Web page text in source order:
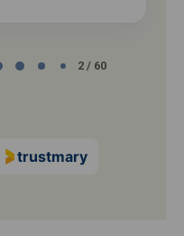
2 / 60
trustmary